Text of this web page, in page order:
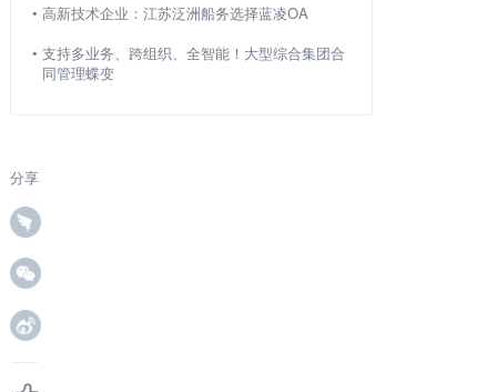
• 高新技术企业：江苏泛洲船务选择蓝凌OA
• 支持多业务、跨组织、全智能！大型综合集团合
同管理蝶变
分享